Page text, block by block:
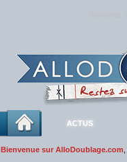
ACTUS
Bienvenue sur AlloDoublage.com